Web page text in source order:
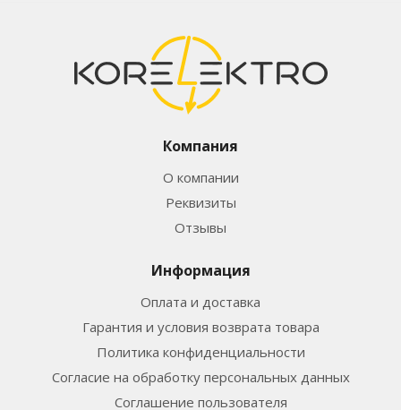
Компания
О компании
Реквизиты
Отзывы
Информация
Оплата и доставка
Гарантия и условия возврата товара
Политика конфиденциальности
Согласие на обработку персональных данных
Соглашение пользователя